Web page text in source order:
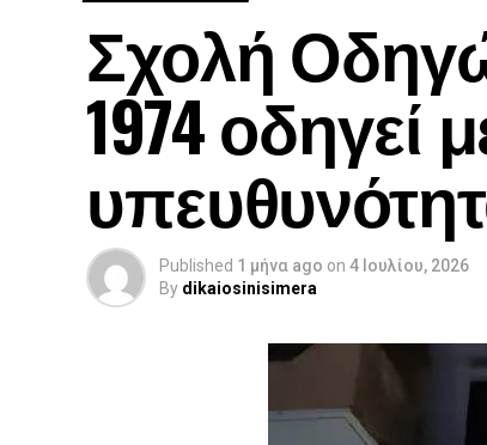
Σχολή
1974 οδηγεί
Published 1 μήνα ago on 4 Ιουλίου, 2026
By dikaiosinisimera